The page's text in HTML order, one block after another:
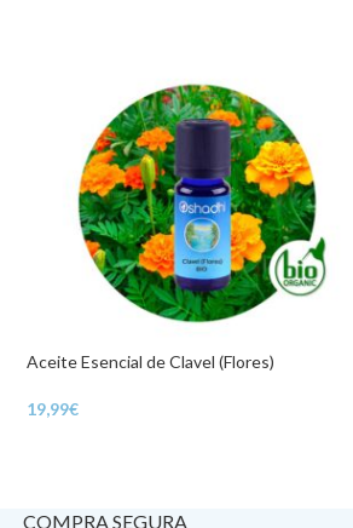
Aceite Esencial de Clavel (Flores)
19,99€
COMPRA SEGURA